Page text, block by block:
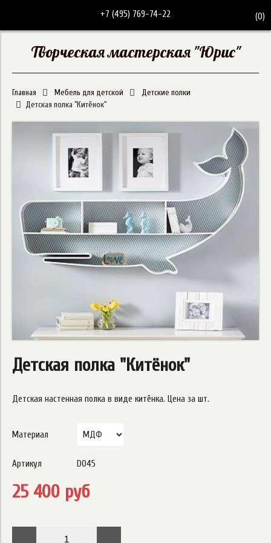
+7 (495) 769-74-22 (0)
Творческая мастерская "Юрис"
Главная Мебель для детской
Детские полки
Детская полка "Китёнок"
Детская полка "Китёнок"
Детская настенная полка в виде китёнка. Цена за шт.
Материал
Артикул D045
25 400 руб